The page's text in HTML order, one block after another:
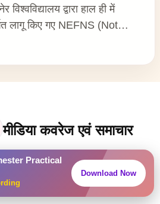
Practical
Download Now
द्वारा हाल ही में
लागू किए गए NEFNS (Not…
मीडिया कवरेज एवं समाचार
और नवीनतम अपडेट एक प्रीमियम सेक्शन